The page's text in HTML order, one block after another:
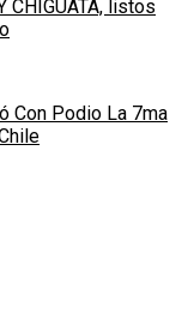
CHIGUATA, listos
Con Podio La 7ma